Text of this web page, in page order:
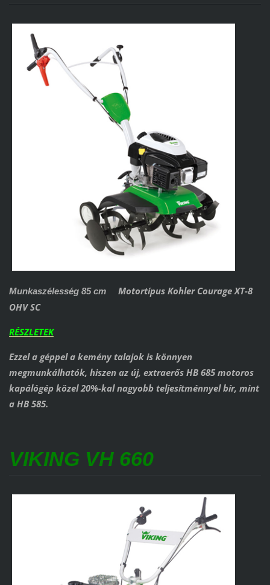
Munkaszélesség 85 cm Motortípus Kohler Courage XT-8
OHV SC
RÉSZLETEK
Ezzel a géppel a kemény talajok is könnyen
megmunkálhatók, hiszen az új, extraerős HB 685 motoros
kapálógép közel 20%-kal nagyobb teljesítménnyel bír, mint
a HB 585.
VIKING VH 660